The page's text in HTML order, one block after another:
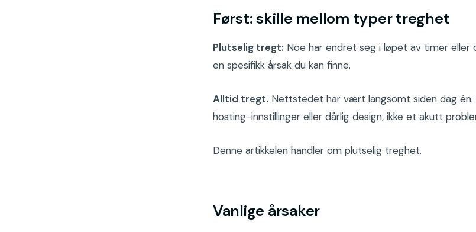
Først: skille mellom typer treg­het
Plutselig tregt: Noe har endret seg i løpet av timer eller
en spesifikk årsak du kan finne.
Alltid tregt. Nettstedet har vært langsomt siden dag
hosting-innstillinger eller dårlig design, ikke et akutt
Denne artikkelen handler om plutselig treg­het.
Vanlige årsaker